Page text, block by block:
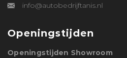
info@autobedrijftanis.nl
Openingstijden
Openingstijden Showroom